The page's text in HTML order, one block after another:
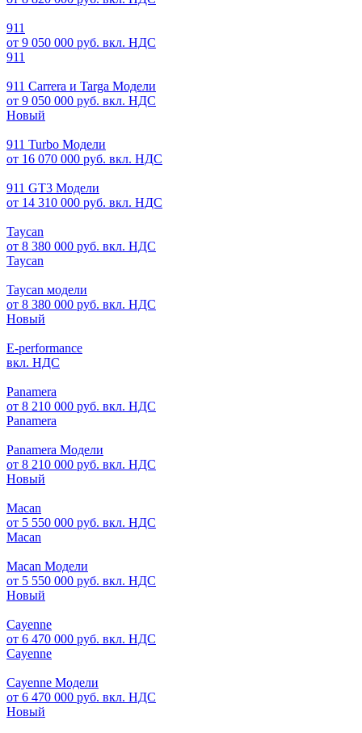
911
от 9 050 000 руб. вкл. НДС
911
911 Carrera и Targa Модели
от 9 050 000 руб. вкл. НДС
Новый
911 Turbo Модели
от 16 070 000 руб. вкл. НДС
911 GT3 Модели
от 14 310 000 руб. вкл. НДС
Taycan
от 8 380 000 руб. вкл. НДС
Taycan
Taycan модели
от 8 380 000 руб. вкл. НДС
Новый
E-performance
вкл. НДС
Panamera
от 8 210 000 руб. вкл. НДС
Panamera
Panamera Модели
от 8 210 000 руб. вкл. НДС
Новый
Macan
от 5 550 000 руб. вкл. НДС
Macan
Macan Модели
от 5 550 000 руб. вкл. НДС
Новый
Cayenne
от 6 470 000 руб. вкл. НДС
Cayenne
Cayenne Модели
от 6 470 000 руб. вкл. НДС
Новый